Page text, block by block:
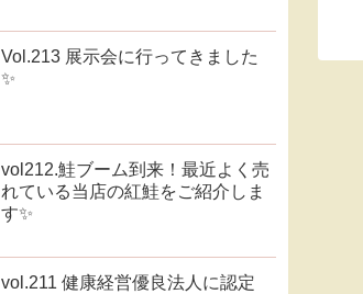
Vol.213 展示会に行ってきました
✨
vol212.鮭ブーム到来！最近よく売
れている当店の紅鮭をご紹介しま
す✨
vol.211 健康経営優良法人に認定